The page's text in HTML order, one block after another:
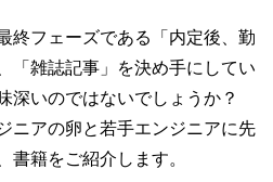
終フェーズである「内定後、勤
「雑誌記事」を決め手にしてい
深いのではないでしょうか？
ニアの卵と若手エンジニアに先
籍をご紹介します。